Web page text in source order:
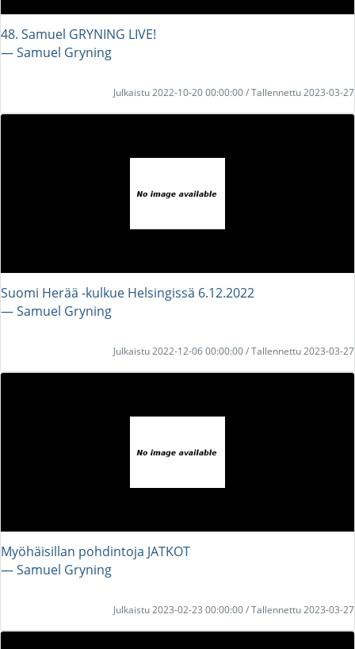
48. Samuel GRYNING LIVE!
― Samuel Gryning
Julkaistu 2022-10-20 00:00:00 / Tallennettu 2023-03-27
Suomi Herää -kulkue Helsingissä 6.12.2022
― Samuel Gryning
Julkaistu 2022-12-06 00:00:00 / Tallennettu 2023-03-27
Myöhäisillan pohdintoja JATKOT
― Samuel Gryning
Julkaistu 2023-02-23 00:00:00 / Tallennettu 2023-03-27